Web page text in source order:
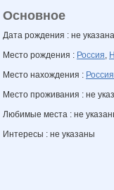
Основное
Дата рождения : не указана
Место рождения : Россия,
Место нахождения : Россия
Место проживания : не
Любимые места : не
Интересы : не указаны